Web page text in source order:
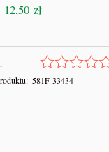
12,50 zł
581F-33434